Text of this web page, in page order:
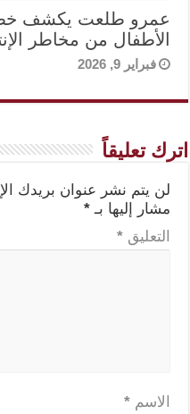
عمرو طلعت يكشف
الأطفال من مخاطر
فبراير 9, 2026
اترك تعليقاً
لن يتم نشر عنوان بريدك
مشار إليها بـ *
التعليق *
الاسم *